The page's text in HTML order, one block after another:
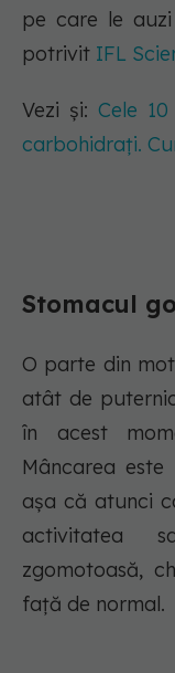
pe care le
potrivit IFL
Vezi și: Cele
carbohidrați.
Stomacul
O parte din
atât de
în acest
Mâncarea
așa că atunci
activitatea
zgomotoasă,
față de normal.